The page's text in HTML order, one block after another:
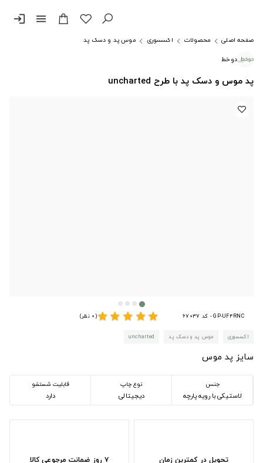
menu
login
صفحه اصلی محصولات اکسسوری
موس پد و دسک پد
دوخط
پد موس و دسک پد با طرح uncharted
GP-UF4RNC - کد 67037 star
star
star
star
star(0 نظر)
اکسسوری موس پد و دسک پد uncharted
سایز پد موس
جنس
لاستیکی با رویه پارچه
نوع چاپ
دیجیتالی
قابلیت شستشو
دارد
تحویل در کمترین زمان ۷ روز ضمانت مرجوعی کالا